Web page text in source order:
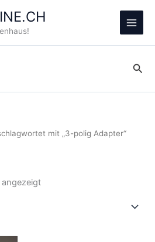
Main
mit „3-polig Adapter“